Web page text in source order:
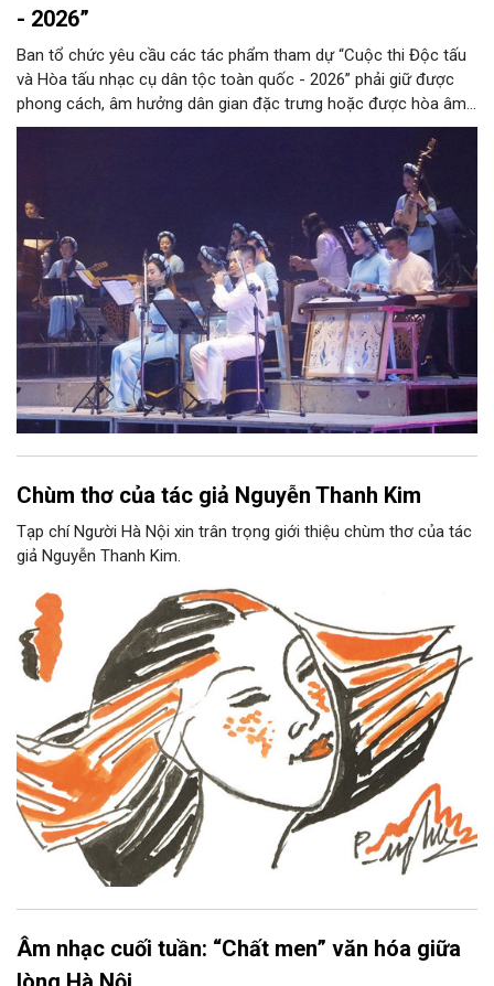
- 2026”
Ban tổ chức yêu cầu các tác phẩm tham dự “Cuộc thi Độc tấu
và Hòa tấu nhạc cụ dân tộc toàn quốc - 2026” phải giữ được
phong cách, âm hưởng dân gian đặc trưng hoặc được hòa âm,
phối khí mới trên nền tảng làn điệu âm nhạc truyền thống Việt
Nam, đồng thời phải được trình diễn trực tiếp bằng nhạc cụ dân
Chùm thơ của tác giả Nguyễn Thanh Kim
Tạp chí Người Hà Nội xin trân trọng giới thiệu chùm thơ của tác
giả Nguyễn Thanh Kim.
Âm nhạc cuối tuần: “Chất men” văn hóa giữa